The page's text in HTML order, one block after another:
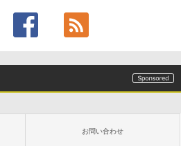
お問い合わせ